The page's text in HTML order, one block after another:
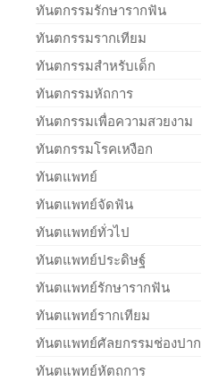
ทันตกรรมรักษารากฟัน
ทันตกรรมรากเทียม
ทันตกรรมสำหรับเด็ก
ทันตกรรมหัถการ
ทันตกรรมเพื่อความสวยงาม
ทันตกรรมโรคเหงือก
ทันตแพทย์
ทันตแพทย์จัดฟัน
ทันตแพทย์ทั่วไป
ทันตแพทย์ประดิษฐ์
ทันตแพทย์รักษารากฟัน
ทันตแพทย์รากเทียม
ทันตแพทย์ศัลยกรรมช่องปาก
ทันตแพทย์หัตถการ